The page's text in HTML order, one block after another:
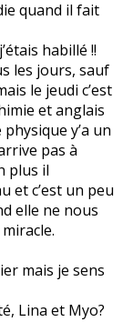
quand il fait
habillé !!
les jours, sauf
le jeudi c’est
et anglais
y’a un
pas à
plus il
et c’est un peu
elle ne nous
mais je sens
Lina et Myo?